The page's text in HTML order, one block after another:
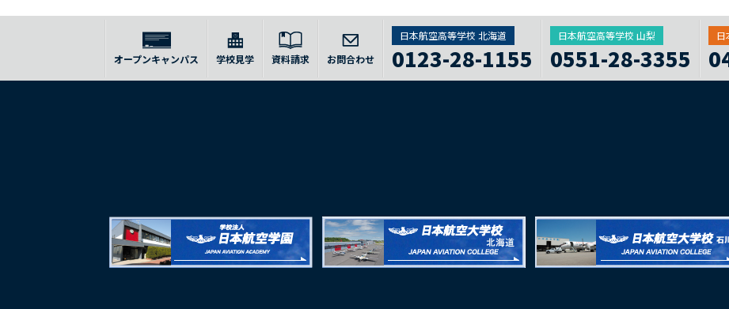
オープンキャンパス 学校見学 資料請求 お問合わせ
日本航空高等学校 北海道
0123-28-1155
日本航空高等学校 山梨
0551-28-3355
日